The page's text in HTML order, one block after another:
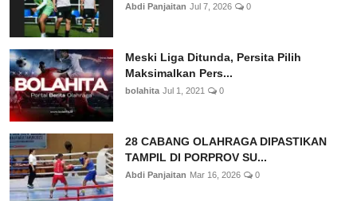
Abdi Panjaitan Jul 7, 2026 0
Meski Liga Ditunda, Persita Pilih
Maksimalkan Pers...
bolahita Jul 1, 2021 0
28 CABANG OLAHRAGA DIPASTIKAN
TAMPIL DI PORPROV SU...
Abdi Panjaitan Mar 16, 2026 0